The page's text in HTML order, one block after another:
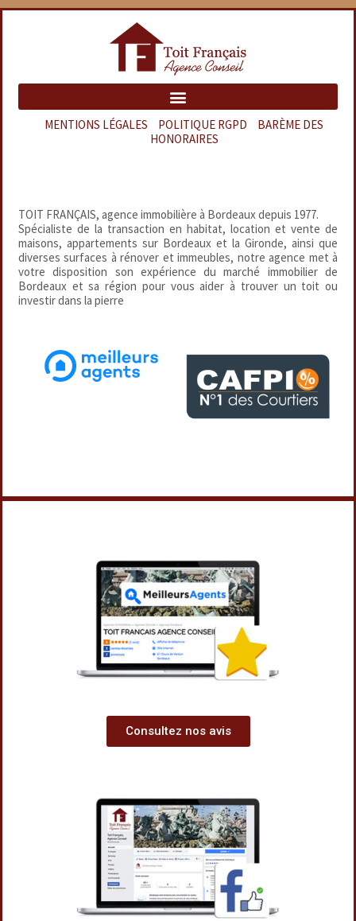
MENTIONS LÉGALES POLITIQUE RGPD
BARÈME DES
HONORAIRES
TOIT FRANÇAIS, agence immobilière à Bordeaux depuis 1977.
Spécialiste de la transaction en habitat, location et vente de
maisons, appartements sur Bordeaux et la Gironde, ainsi que
diverses surfaces à rénover et immeubles, notre agence met à
votre disposition son expérience du marché immobilier de
Bordeaux et sa région pour vous aider à trouver un toit ou
investir dans la pierre
Consultez nos avis